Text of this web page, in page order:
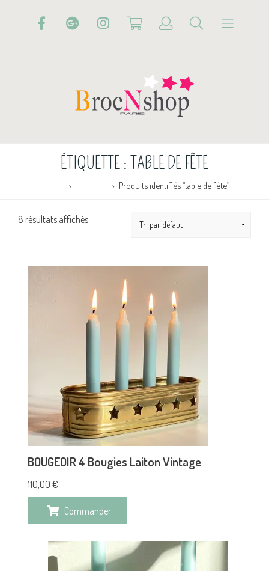
ÉTIQUETTE : TABLE DE FÊTE
Produits identifiés “table de fête”
8 résultats affichés
BOUGEOIR 4 Bougies Laiton Vintage
110,00 €
Commander